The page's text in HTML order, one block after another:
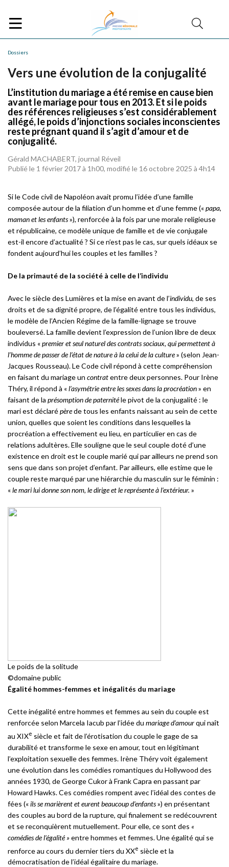
Dossiers
Vers une évolution de la conjugalité
L’institution du mariage a été remise en cause bien
avant le mariage pour tous en 2013. Et si le poids
des références religieuses s’est considérablement
allégé, le poids d’injonctions sociales inconscientes
reste prégnant quand il s’agit d’amour et de
conjugalité.
Gérald MACHABERT, journal Réveil
Publié le 1 février 2017 à 1h00, modifié le 16 octobre 2025 à 4h14
Si le Code civil de Napoléon avait promu l’idée d’une famille
composée autour de la filiation d’un homme et d’une femme («papa,
maman et les enfants»), renforcée à la fois par une morale religieuse
et républicaine, ce modèle unique de famille et de vie conjugale
est-il encore d’actualité ? Si ce n’est pas le cas, sur quels idéaux se
fondent aujourd’hui les couples et les familles ?
De la primauté de la société à celle de l’individu
Avec le siècle des Lumières et la mise en avant de l’individu, de ses
droits et de sa dignité propre, de l’égalité entre tous les individus,
le modèle de l’Ancien Régime de la famille-lignage se trouve
bouleversé. La famille devient l’expression de l’union libre de deux
individus «premier et seul naturel des contrats sociaux, qui permettent à
l’homme de passer de l’état de nature à la celui de la culture» (selon Jean-
Jacques Rousseau). Le Code civil répond à cette compréhension
en faisant du mariage un contratentre deux personnes. Pour Irène
Théry, il répond à «l’asymétrie entre les sexes dans la procréation» en
faisant de la présomption de paternitéle pivot de la conjugalité : le
mari est déclarépèrede tous les enfants naissant au sein de cette
union, quelles que soient les conditions dans lesquelles la
procréation a effectivement eu lieu, en particulier en cas de
relations adultères. Elle souligne que le seul couple doté d’une
existence en droit est le couple marié qui par ailleurs ne prend son
sens que dans son projet d’enfant. Par ailleurs, elle estime que le
couple reste marqué par une hiérarchie du masculin sur le féminin :
«le mari lui donne son nom, le dirige et le représente à l’extérieur. »
Le poids de la solitude
©domaine public
Égalité hommes-femmes et inégalités du mariage
Cette inégalité entre hommes et femmes au sein du couple est
renforcée selon Marcela Iacub par l’idée du mariage d’amourqui naît
au XIXe siècle et fait de l’érotisation du couple le gage de sa
durabilité et transforme le sexe en amour, tout en légitimant
l’exploitation sexuelle des femmes. Irène Théry voit également
une évolution dans les comédies romantiques du Hollywood des
années 1930, de George Cukor à Frank Capra en passant par
Howard Hawks. Ces comédies rompent avec l’idéal des contes de
fées («ils se marièrent et eurent beaucoup d’enfants») en présentant
des couples au bord de la rupture, qui finalement se redécouvrent
et se reconquièrent mutuellement. Pour elle, ce sont des «
comédies de l’égalité »entre hommes et femmes. Une égalité qui se
renforce au cours du dernier tiers du XXe siècle et la
démocratisation de l’idéal égalitaire du mariage.